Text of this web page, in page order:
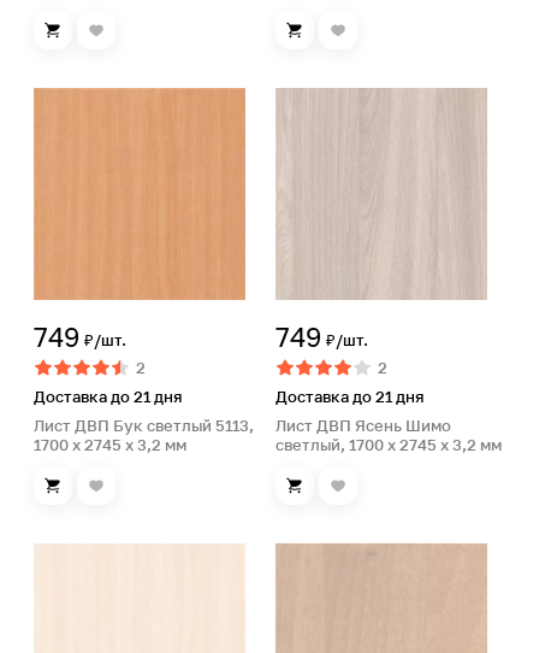
749 ₽/шт.
2
Доставка до 21 дня
Лист ДВП Бук светлый 5113,
1700 x 2745 x 3,2 мм
749 ₽/шт.
2
Доставка до 21 дня
Лист ДВП Ясень Шимо
светлый, 1700 x 2745 x 3,2 мм